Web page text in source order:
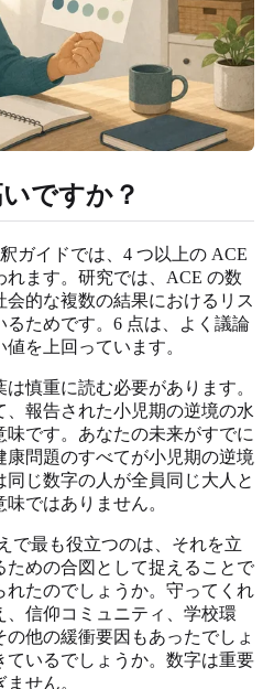
ですか？
ガイドでは、4 つ以上の ACE
ます。研究では、ACE の数
的な複数の結果におけるリス
ためです。6 点は、よく議論
を上回っています。
慎重に読む必要があります。
報告された小児期の逆境の水
です。あなたの未来がすでに
問題のすべてが小児期の逆境
じ数字の人が全員同じ大人と
ではありません。
で最も役立つのは、それを立
めの合図として捉えることで
たのでしょうか。守ってくれ
信仰コミュニティ、学校環
他の緩衝要因もあったでしょ
ているでしょうか。数字は重要
せん。